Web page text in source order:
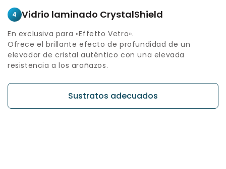
4 Vidrio laminado CrystalShield
En exclusiva para «Effetto Vetro».
Ofrece el brillante efecto de profundidad de un
elevador de cristal auténtico con una elevada
resistencia a los arañazos.
Sustratos adecuados